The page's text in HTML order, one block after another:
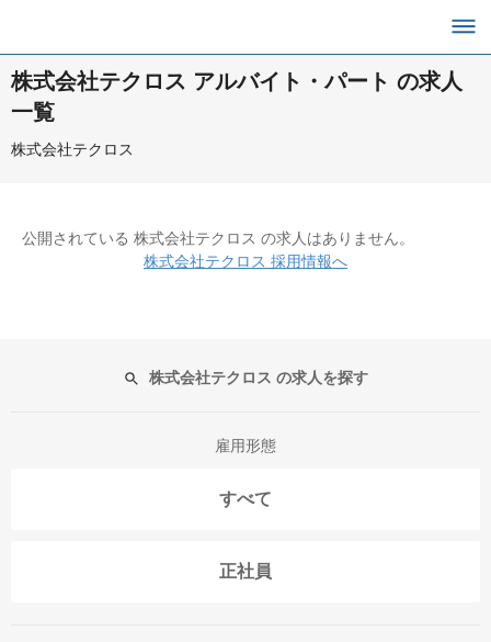
株式会社テクロス アルバイト・パート の求人
一覧
株式会社テクロス
公開されている 株式会社テクロス の求人はありません。
株式会社テクロス 採用情報へ
株式会社テクロス の求人を探す
雇用形態
すべて
正社員